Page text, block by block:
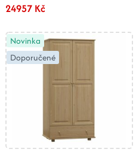
24957 Kč
Novinka
Doporučené